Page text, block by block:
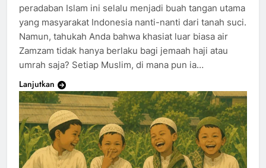
peradaban Islam ini selalu menjadi buah tangan utama
yang masyarakat Indonesia nanti-nanti dari tanah suci.
Namun, tahukah Anda bahwa khasiat luar biasa air
Zamzam tidak hanya berlaku bagi jemaah haji atau
umrah saja? Setiap Muslim, di mana pun ia…
Lanjutkan